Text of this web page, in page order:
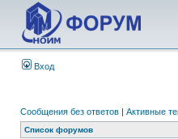
Вход
Сообщения без ответов | Активные
Список форумов